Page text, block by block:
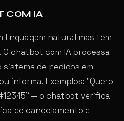
COM IA
linguagem natural mas têm
chatbot com IA processa
de pedidos em
informa. Exemplos: “Quero
— o chatbot verifica
de cancelamento e